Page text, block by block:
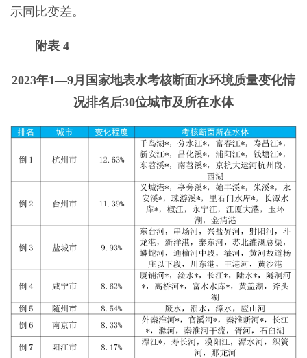
示同比变差。
附表 4
2023年1—9月国家地表水考核断面水环境质量变化情
况排名后30位城市及所在水体